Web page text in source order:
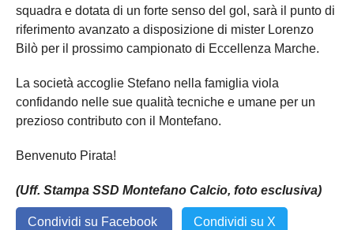
squadra e dotata di un forte senso del gol, sarà il punto di
riferimento avanzato a disposizione di mister Lorenzo
Bilò per il prossimo campionato di Eccellenza Marche.
La società accoglie Stefano nella famiglia viola
confidando nelle sue qualità tecniche e umane per un
prezioso contributo con il Montefano.
Benvenuto Pirata!
(Uff. Stampa SSD Montefano Calcio, foto esclusiva)
Condividi su Facebook Condividi su X